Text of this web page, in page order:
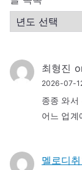
최형진
2026-07-
종종 와서
어느 업계
멜로디